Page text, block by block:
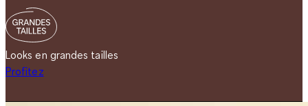
Looks en grandes tailles
Profitez